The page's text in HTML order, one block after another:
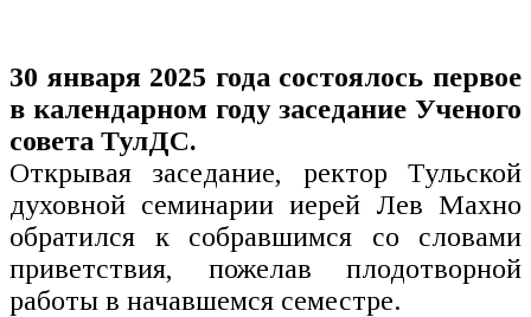
30 января 2025 года состоялось первое
в календарном году заседание Ученого
совета ТулДС.
Открывая заседание, ректор Тульской
духовной семинарии иерей Лев Махно
обратился к собравшимся со словами
приветствия, пожелав плодотворной
работы в начавшемся семестре.